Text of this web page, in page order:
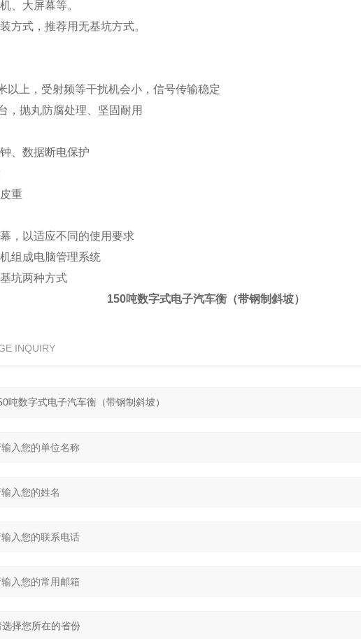
、大屏幕等。
方式，推荐用无基坑方式。
以上，受射频等干扰机会小，信号传输稳定
，抛丸防腐处理、坚固耐用
、数据断电保护
重
，以适应不同的使用要求
组成电脑管理系统
坑两种方式
150吨数字式电子汽车衡（带钢制斜坡）
INQUIRY